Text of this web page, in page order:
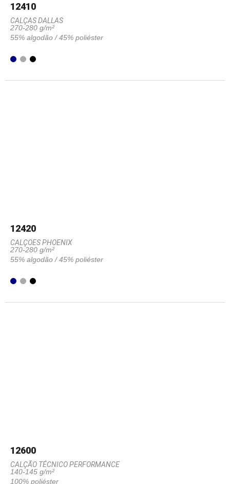
12410
CALÇAS DALLAS
270-280 g/m²
55% algodão / 45% poliéster
12420
CALÇOES PHOENIX
270-280 g/m²
55% algodão / 45% poliéster
12600
CALÇÃO TÉCNICO PERFORMANCE
140-145 g/m²
100% poliéster